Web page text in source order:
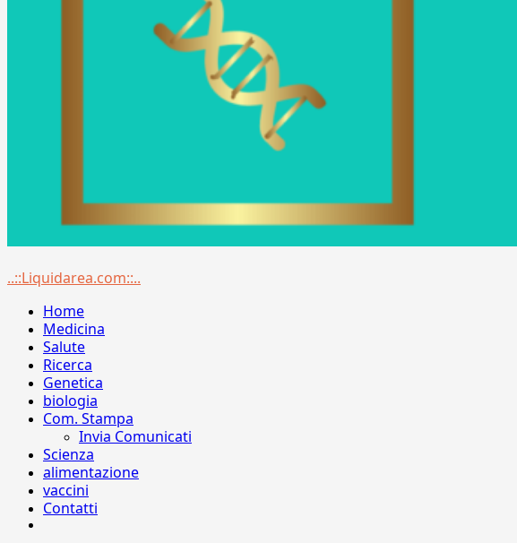
Menu
..::Liquidarea.com::..
Home
Medicina
Salute
Ricerca
Genetica
biologia
Com. Stampa
Invia Comunicati
Scienza
alimentazione
vaccini
Contatti